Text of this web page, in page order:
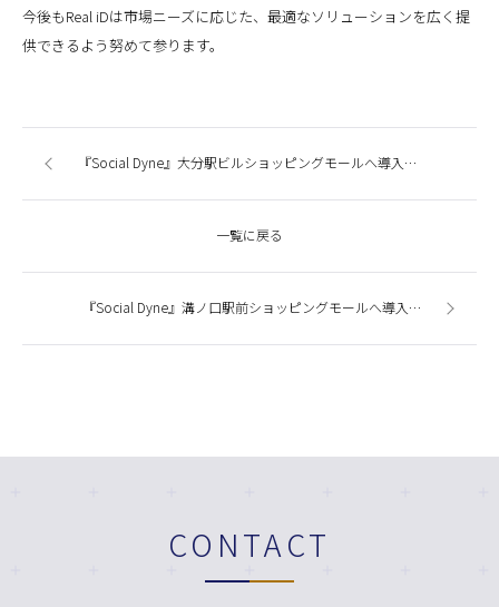
今後もReal iDは市場ニーズに応じた、最適なソリューションを広く提
供できるよう努めて参ります。
『Social Dyne』大分駅ビルショッピングモールへ導入、運用開始
一覧に戻る
『Social Dyne』溝ノ口駅前ショッピングモールへ導入、運用開始
CONTACT